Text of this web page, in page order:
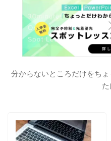
分からないところだけをち
た